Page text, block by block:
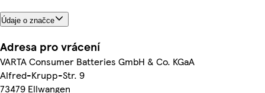
Údaje o značce
Adresa pro vrácení
VARTA Consumer Batteries GmbH & Co. KGaA
Alfred-Krupp-Str. 9
73479 Ellwangen